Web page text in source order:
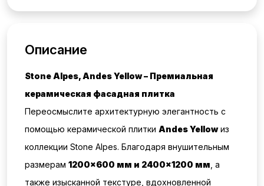
Описание
Stone Alpes, Andes Yellow – Премиальная
керамическая фасадная плитка
Переосмыслите архитектурную элегантность с
помощью керамической плитки Andes Yellowиз
коллекции Stone Alpes. Благодаря внушительным
размерам 1200×600 мм и 2400×1200 мм , а
также изысканной текстуре, вдохновленной